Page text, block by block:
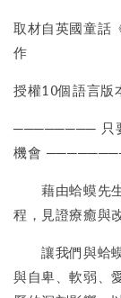
取材自英國童話
作
授權10個語言版
──────── 只要
機會
藉由蛤蟆先生
程，見證療癒與
讓我們與蛤蟆
與自卑、軟弱、